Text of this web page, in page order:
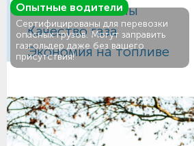
Газовые баллоны
Качество газа
Экономия на топливе
Опытные водители
Сертифицированы для перевозки
опасных грузов. Могут заправить
газгольдер даже без вашего
присутствия!